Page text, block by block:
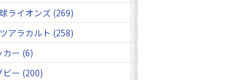
ライオンズ (269)
アラカルト (258)
カー (6)
ビー (200)